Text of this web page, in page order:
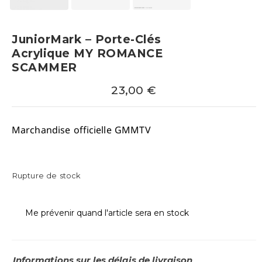
JuniorMark – Porte-Clés
Acrylique MY ROMANCE
SCAMMER
23,00 €
Marchandise officielle GMMTV
Rupture de stock
Me prévenir quand l'article sera en stock